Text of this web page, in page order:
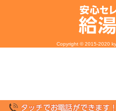
Copyright © 2015-2020